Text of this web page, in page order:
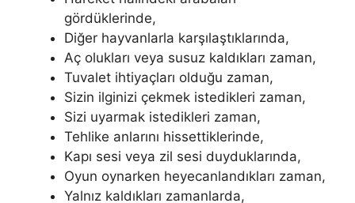
gördüklerinde,
Diğer hayvanlarla karşılaştıklarında,
Aç olukları veya susuz kaldıkları zaman,
Tuvalet ihtiyaçları olduğu zaman,
Sizin ilginizi çekmek istedikleri zaman,
Sizi uyarmak istedikleri zaman,
Tehlike anlarını hissettiklerinde,
Kapı sesi veya zil sesi duyduklarında,
Oyun oynarken heyecanlandıkları zaman,
Yalnız kaldıkları zamanlarda,